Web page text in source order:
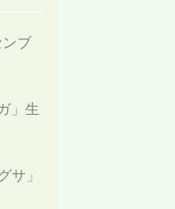
ブ
」生
サ」